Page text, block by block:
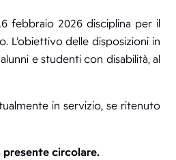
febbraio 2026 disciplina per il
L’obiettivo delle disposizioni in
e studenti con disabilità, al
in servizio, se ritenuto
presente circolare.